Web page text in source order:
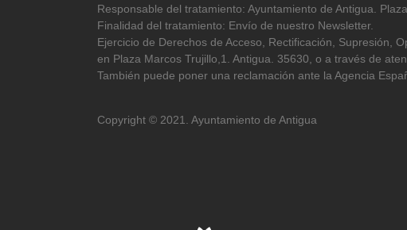
Responsable del tratamiento: Ayuntamiento de Antigua.
Finalidad del tratamiento: Envío de nuestro Newsletter.
Ejercicio de Derechos de Acceso, Rectificación, Supresión,
en Plaza Marcos Trujillo,1. Antigua. 35630, o a través de
También puede poner una reclamación ante la Agencia
Copyright © 2021. Ayuntamiento de Antigua